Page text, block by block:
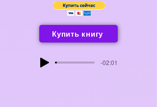
Купить книгу
-02:01